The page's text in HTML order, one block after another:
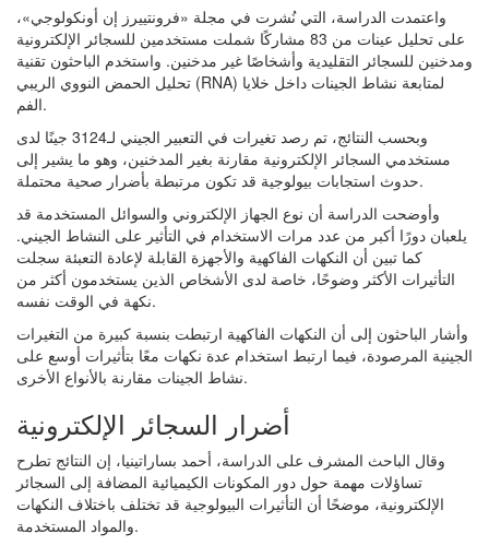
واعتمدت الدراسة، التي نُشرت في مجلة «فرونتييرز إن أونكولوجي»،
على تحليل عينات من 83 مشاركًا شملت مستخدمين للسجائر الإلكترونية
ومدخنين للسجائر التقليدية وأشخاصًا غير مدخنين. واستخدم الباحثون تقنية
تحليل الحمض النووي الريبي (RNA) لمتابعة نشاط الجينات داخل خلايا
الفم.
وبحسب النتائج، تم رصد تغيرات في التعبير الجيني لـ3124 جينًا لدى
مستخدمي السجائر الإلكترونية مقارنة بغير المدخنين، وهو ما يشير إلى
حدوث استجابات بيولوجية قد تكون مرتبطة بأضرار صحية محتملة.
وأوضحت الدراسة أن نوع الجهاز الإلكتروني والسوائل المستخدمة قد
يلعبان دورًا أكبر من عدد مرات الاستخدام في التأثير على النشاط الجيني.
كما تبين أن النكهات الفاكهية والأجهزة القابلة لإعادة التعبئة سجلت
التأثيرات الأكثر وضوحًا، خاصة لدى الأشخاص الذين يستخدمون أكثر من
نكهة في الوقت نفسه.
وأشار الباحثون إلى أن النكهات الفاكهية ارتبطت بنسبة كبيرة من التغيرات
الجينية المرصودة، فيما ارتبط استخدام عدة نكهات معًا بتأثيرات أوسع على
نشاط الجينات مقارنة بالأنواع الأخرى.
أضرار السجائر الإلكترونية
وقال الباحث المشرف على الدراسة، أحمد بساراتينيا، إن النتائج تطرح
تساؤلات مهمة حول دور المكونات الكيميائية المضافة إلى السجائر
الإلكترونية، موضحًا أن التأثيرات البيولوجية قد تختلف باختلاف النكهات
والمواد المستخدمة.